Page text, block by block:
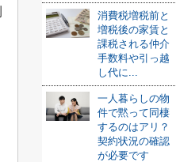
消費税増税前と
増税後の家賃と
課税される仲介
手数料や引っ越
し代に...
一人暮らしの物
件で黙って同棲
するのはアリ？
契約状況の確認
が必要です